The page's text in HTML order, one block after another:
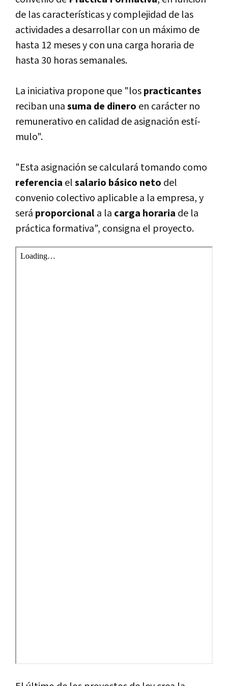
de las caracterí­sticas y complejidad de las
actividades a desarrollar con un máximo de
hasta 12 meses y con una carga horaria de
hasta 30 horas semanales.
La iniciativa propone que "lospracticantes
reciban unasuma de dinero en carácter no
remunerativo en calidad de asignación estí­
mulo".
"Esta asignación se calculará tomando como
referencia elsalario básico neto del
convenio colectivo aplicable a la empresa, y
será proporcionala la carga horaria de la
práctica formativa", consigna el proyecto.